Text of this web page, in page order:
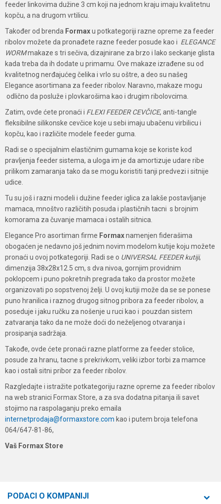
feeder linkovima dužine 3 cm koji na jednom kraju imaju kvalitetnu
kopču, a na drugom vrtilicu.
Također od brenda Formaxu potkategoriji razne opreme za feeder
ribolov možete da pronađete razne feeder posude kao i ELEGANCE
WORMmakaze s tri sečiva, dizajnirane za brzo i lako seckanje glista
kada treba da ih dodate u primamu. Ove makaze izrađene su od
kvalitetnog nerđajućeg čelika i vrlo su oštre, a deo su našeg
Elegance asortimana za feeder ribolov. Naravno, makaze mogu
odlično da posluže i plovkarošima kao i drugim ribolovcima.
Zatim, ovde ćete pronaći i FLEXI FEEDER CEVČICE, anti-tangle
fleksibilne silikonske cevčice koje u sebi imaju ubačenu virbilicu i
kopču, kao i različite modele feeder guma.
Radi se o specijalnim elastičnim gumama koje se koriste kod
pravljenja feeder sistema, a uloga im je da amortizuje udare ribe
prilikom zamaranja tako da se mogu koristiti tanji predvezi i sitnije
udice.
Tu su još i razni modeli i dužine feeder iglica za lakše postavljanje
mamaca, mnoštvo različitih posuda i plastičnih tacni s brojnim
komorama za čuvanje mamaca i ostalih sitnica.
Elegance Pro asortiman firme Formaxnamenjen fiderašima
obogaćen je nedavno još jednim novim modelom kutije koju možete
pronaći u ovoj potkategoriji. Radi se o UNIVERSAL FEEDER kutiji,
dimenzija 38x28x12.5 cm, s dva nivoa, gornjim providnim
poklopcem i puno pokretnih pregrada tako da prostor možete
organizovati po sopstvenoj želji. U ovoj kutiji može da se se ponese
puno hranilica i raznog drugog sitnog pribora za feeder ribolov, a
poseduje i jaku ručku za nošenje u ruci kao i pouzdan sistem
zatvaranja tako da ne može doći do neželjenog otvaranja i
prosipanja sadržaja.
Takođe, ovde ćete pronaći razne platforme za feeder stolice,
posude za hranu, tacne s prekrivkom, veliki izbor torbi za mamce
kao i ostali sitni pribor za feeder ribolov.
Razgledajte i istražite potkategoriju razne opreme za feeder ribolov
na web stranici Formax Store, a za sva dodatna pitanja ili savet
stojimo na raspolaganju preko emaila
internetprodaja@formaxstore.com kao i putem broja telefona
064/647-81-86,
Vaš Formax Store
PODACI O KOMPANIJI